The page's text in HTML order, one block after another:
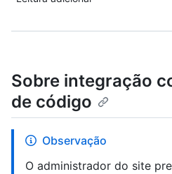
Sobre integração
de código
Observação
O administrador do site